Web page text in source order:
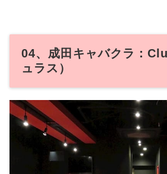
04、成田キャバクラ：
ュラス）